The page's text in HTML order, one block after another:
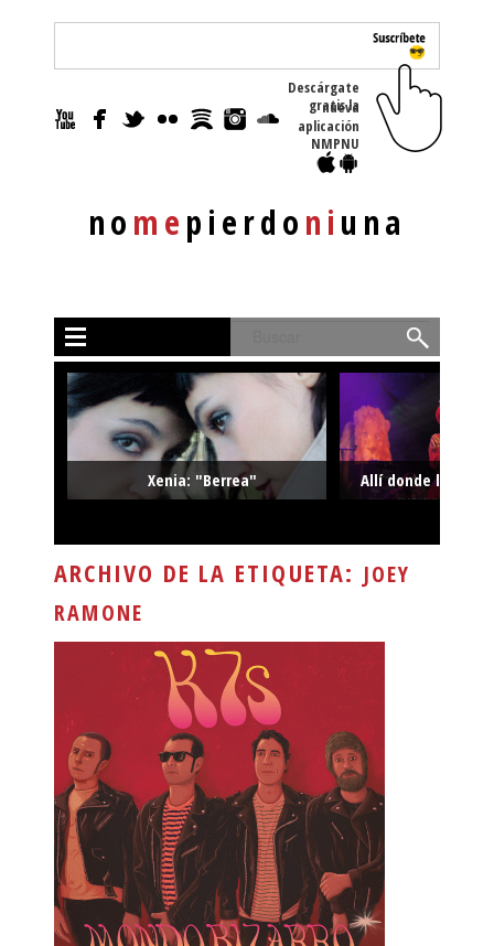
nomepierdoniuna
Descárgate
gratis la nueva
aplicación
NMPNU
Xenia: "Berrea" Allí donde la
ARCHIVO DE LA ETIQUETA: JOEY
RAMONE